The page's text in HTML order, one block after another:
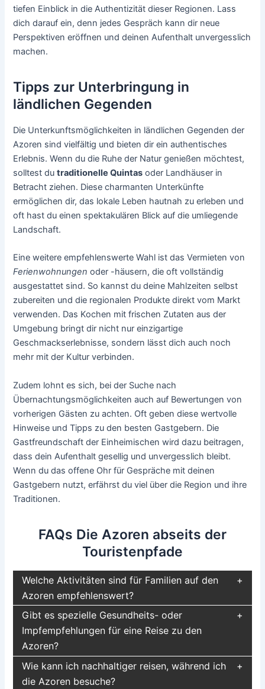
tiefen Einblick in die Authentizität dieser Regionen. Lass
dich darauf ein, denn jedes Gespräch kann dir neue
Perspektiven eröffnen und deinen Aufenthalt unvergesslich
machen.
Tipps zur Unterbringung in
ländlichen Gegenden
Die Unterkunftsmöglichkeiten in ländlichen Gegenden der
Azoren sind vielfältig und bieten dir ein authentisches
Erlebnis. Wenn du die Ruhe der Natur genießen möchtest,
solltest dutraditionelle Quintas oder Landhäuser in
Betracht ziehen. Diese charmanten Unterkünfte
ermöglichen dir, das lokale Leben hautnah zu erleben und
oft hast du einen spektakulären Blick auf die umliegende
Landschaft.
Eine weitere empfehlenswerte Wahl ist das Vermieten von
Ferienwohnungen oder -häusern, die oft vollständig
ausgestattet sind. So kannst du deine Mahlzeiten selbst
zubereiten und die regionalen Produkte direkt vom Markt
verwenden. Das Kochen mit frischen Zutaten aus der
Umgebung bringt dir nicht nur einzigartige
Geschmackserlebnisse, sondern lässt dich auch noch
mehr mit der Kultur verbinden.
Zudem lohnt es sich, bei der Suche nach
Übernachtungsmöglichkeiten auch auf Bewertungen von
vorherigen Gästen zu achten. Oft geben diese wertvolle
Hinweise und Tipps zu den besten Gastgebern. Die
Gastfreundschaft der Einheimischen wird dazu beitragen,
dass dein Aufenthalt gesellig und unvergesslich bleibt.
Wenn du das offene Ohr für Gespräche mit deinen
Gastgebern nutzt, erfährst du viel über die Region und ihre
Traditionen.
FAQs Die Azoren abseits der
Touristenpfade
Welche Aktivitäten sind für Familien auf den
Azoren empfehlenswert?
Gibt es spezielle Gesundheits- oder
Impfempfehlungen für eine Reise zu den
Azoren?
Wie kann ich nachhaltiger reisen, während ich
die Azoren besuche?